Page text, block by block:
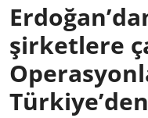
şirketlere